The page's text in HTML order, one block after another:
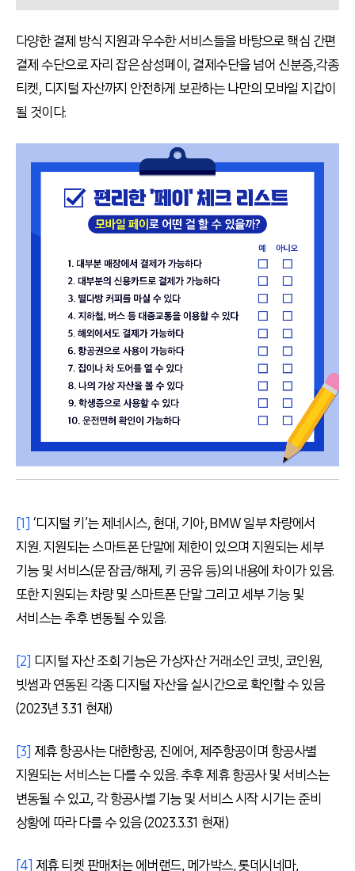
다양한 결제 방식 지원과 우수한 서비스들을 바탕으로 핵심 간편
결제 수단으로 자리 잡은 삼성페이 , 결제수단을 넘어 신분증,각종
티켓, 디지털 자산까지 안전하게 보관하는 나만의 모바일 지갑이
될 것이다.
[1] ‘디지털 키’는 제네시스, 현대, 기아, BMW 일부 차량에서
지원. 지원되는 스마트폰 단말에 제한이 있으며 지원되는 세부
기능 및 서비스(문 잠금/해제, 키 공유 등)의 내용에 차이가 있음.
또한 지원되는 차량 및 스마트폰 단말 그리고 세부 기능 및
서비스는 추후 변동될 수 있음.
[2] 디지털 자산 조회 기능은 가상자산 거래소인 코빗, 코인원,
빗썸과 연동된 각종 디지털 자산을 실시간으로 확인할 수 있음
(2023년 3.31 현재)
[3] 제휴 항공사는 대한항공, 진에어, 제주항공이며 항공사별
지원되는 서비스는 다를 수 있음. 추후 제휴 항공사 및 서비스는
변동될 수 있고, 각 항공사별 기능 및 서비스 시작 시기는 준비
상황에 따라 다를 수 있음 (2023.3.31 현재)
[4] 제휴 티켓 판매처는 에버랜드, 메가박스, 롯데시네마,